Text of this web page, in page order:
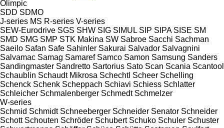
Olimpic
SDD SDMO
J-series MS R-series V-series
SEW-Eurodrive SGS SHW SIG SIMUL SIP SIPA SISE SM
SMD SMG SMP STK Makina SW Sabroe Sacchi Sachman
Saeilo Safan Safe Sahinler Sakurai Salvador Salvagnini
Salvamac Samag Samaref Samco Samon Samsung Sanders
Sandingmaster Sandretto Sartorius Sato Scan Scania Scantool
Schaublin Schaudt Mikrosa Schechtl Scheer Schelling
Schenck Schenk Scheppach Schiavi Schiess Schlatter
Schleicher Schmalenberger Schmedt Schmelzer
W-series
Schmid Schmidt Schneeberger Schneider Senator Schneider
Schott Schouten Schröder Schubert Schuko Schuler Schuster